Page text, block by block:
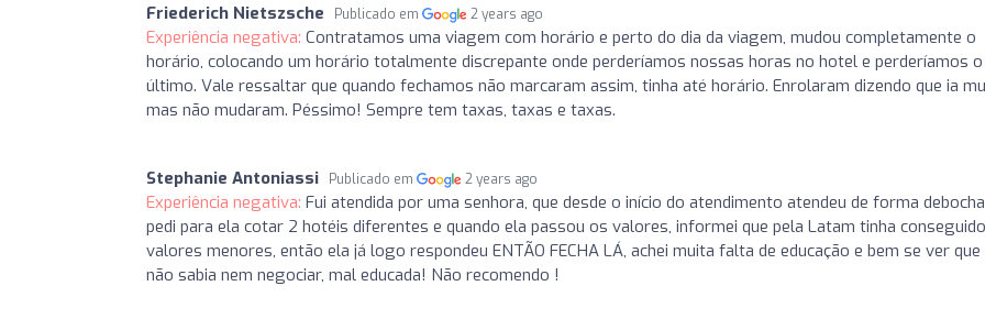
Friederich Nietszsche Publicado em 2 years ago
Experiência negativa: Contratamos uma viagem com horário e perto do dia da viagem, mudou completamente o
horário, colocando um horário totalmente discrepante onde perderíamos nossas horas no hotel e perderíamos o
último. Vale ressaltar que quando fechamos não marcaram assim, tinha até horário. Enrolaram dizendo que ia
mas não mudaram. Péssimo! Sempre tem taxas, taxas e taxas.
Stephanie Antoniassi Publicado em 2 years ago
Experiência negativa: Fui atendida por uma senhora, que desde o início do atendimento atendeu de forma
pedi para ela cotar 2 hotéis diferentes e quando ela passou os valores, informei que pela Latam tinha conseguido
valores menores, então ela já logo respondeu ENTÃO FECHA LÁ, achei muita falta de educação e bem se ver que
não sabia nem negociar, mal educada! Não recomendo !